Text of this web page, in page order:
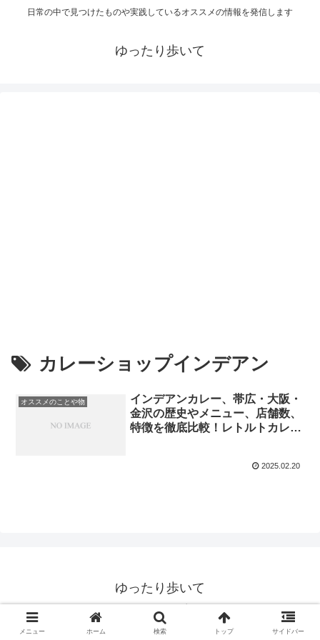
日常の中で見つけたものや実践しているオススメの情報を発信します
ゆったり歩いて
カレーショップインデアン
オススメのことや物
インデアンカレー、帯広・大阪・
金沢の歴史やメニュー、店舗数、
特徴を徹底比較！レトルトカレー
2025.02.20
ゆったり歩いて
メニュー ホーム 検索 トップ サイドバー